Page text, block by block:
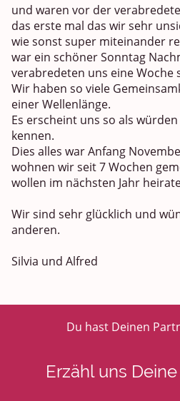
und waren vor der
das erste mal das wir sehr
wie sonst super miteinander
war ein schöner Sonntag
verabredeten uns eine Woche
Wir haben so viele
einer Wellenlänge.
Es erscheint uns so als
kennen.
Dies alles war Anfang
wohnen wir seit 7 Wochen
wollen im nächsten Jahr
Wir sind sehr glücklich und
anderen.
Silvia und Alfred
Du hast Deinen
Erzähl uns